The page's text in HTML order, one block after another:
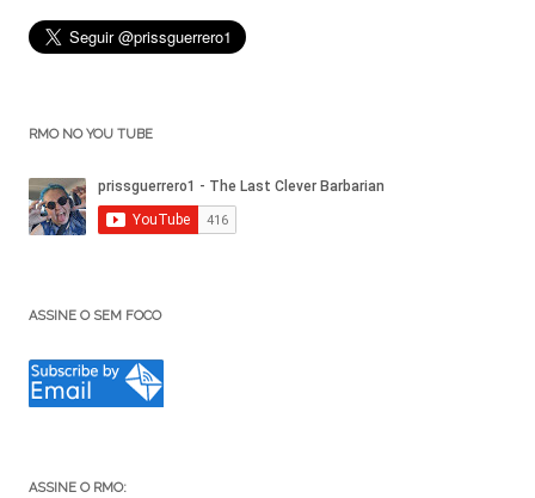
RMO NO YOU TUBE
ASSINE O SEM FOCO
ASSINE O RMO: